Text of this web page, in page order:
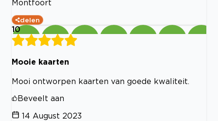
Montfoort
delen
10
Mooie kaarten
Mooi ontworpen kaarten van goede kwaliteit.
Beveelt aan
14 August 2023